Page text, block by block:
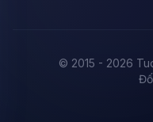
© 2015 - 2026